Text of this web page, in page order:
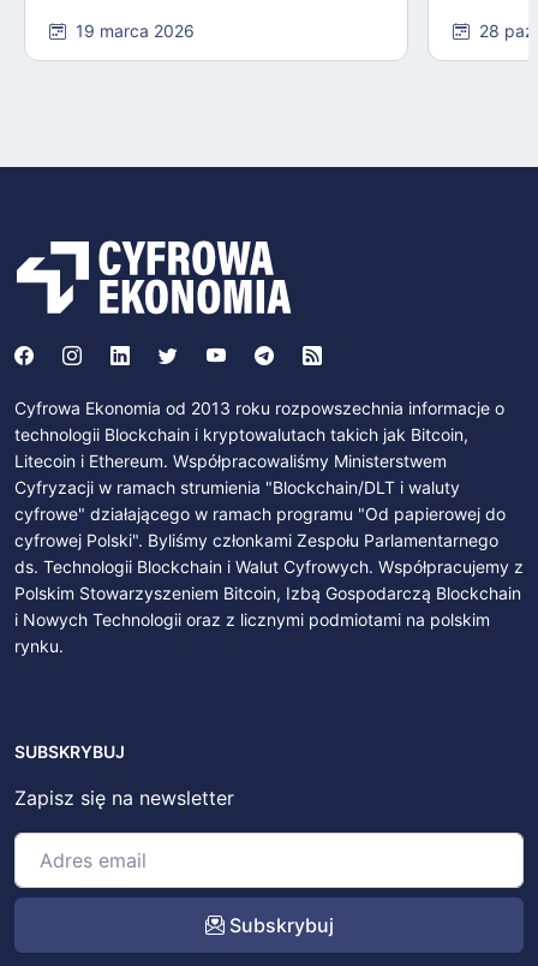
19 marca 2026 28
Cyfrowa Ekonomia od 2013 roku rozpowszechnia informacje o
technologii Blockchain i kryptowalutach takich jak Bitcoin,
Litecoin i Ethereum. Współpracowaliśmy Ministerstwem
Cyfryzacji w ramach strumienia "Blockchain/DLT i waluty
cyfrowe" działającego w ramach programu "Od papierowej do
cyfrowej Polski". Byliśmy członkami Zespołu Parlamentarnego
ds. Technologii Blockchain i Walut Cyfrowych. Współpracujemy z
Polskim Stowarzyszeniem Bitcoin, Izbą Gospodarczą Blockchain
i Nowych Technologii oraz z licznymi podmiotami na polskim
rynku.
SUBSKRYBUJ
Zapisz się na newsletter
Subskrybuj